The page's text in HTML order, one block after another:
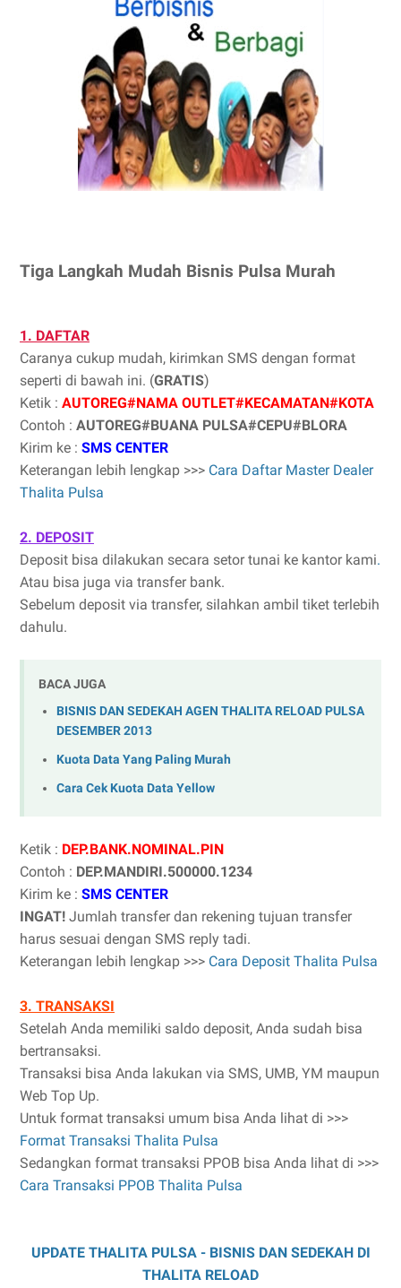
Tiga Langkah Mudah Bisnis Pulsa Murah
1. DAFTAR
Caranya cukup mudah, kirimkan SMS dengan format
seperti di bawah ini. (GRATIS)
Ketik : AUTOREG#NAMA OUTLET#KECAMATAN#KOTA
Contoh : AUTOREG#BUANA PULSA#CEPU#BLORA
Kirim ke : SMS CENTER
Keterangan lebih lengkap >>> Cara Daftar Master Dealer
Thalita Pulsa
2. DEPOSIT
Deposit bisa dilakukan secara setor tunai ke kantor kami.
Atau bisa juga via transfer bank.
Sebelum deposit via transfer, silahkan ambil tiket terlebih
dahulu.
BACA JUGA
BISNIS DAN SEDEKAH AGEN THALITA RELOAD PULSA
DESEMBER 2013
Kuota Data Yang Paling Murah
Cara Cek Kuota Data Yellow
Ketik : DEP.BANK.NOMINAL.PIN
Contoh : DEP.MANDIRI.500000.1234
Kirim ke : SMS CENTER
INGAT! Jumlah transfer dan rekening tujuan transfer
harus sesuai dengan SMS reply tadi.
Keterangan lebih lengkap >>> Cara Deposit Thalita Pulsa
3. TRANSAKSI
Setelah Anda memiliki saldo deposit, Anda sudah bisa
bertransaksi.
Transaksi bisa Anda lakukan via SMS, UMB, YM maupun
Web Top Up.
Untuk format transaksi umum bisa Anda lihat di >>>
Format Transaksi Thalita Pulsa
Sedangkan format transaksi PPOB bisa Anda lihat di >>>
Cara Transaksi PPOB Thalita Pulsa
UPDATE THALITA PULSA - BISNIS DAN SEDEKAH DI
THALITA RELOAD